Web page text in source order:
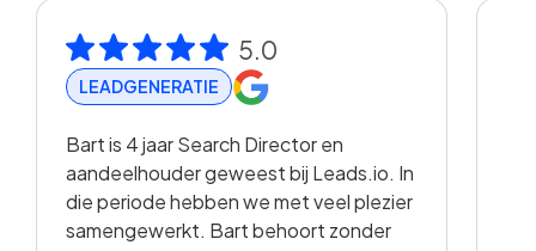
5.0
LEADGENERATIE
Bart is 4 jaar Search Director en
aandeelhouder geweest bij Leads.io. In
die periode hebben we met veel plezier
samengewerkt. Bart behoort zonder